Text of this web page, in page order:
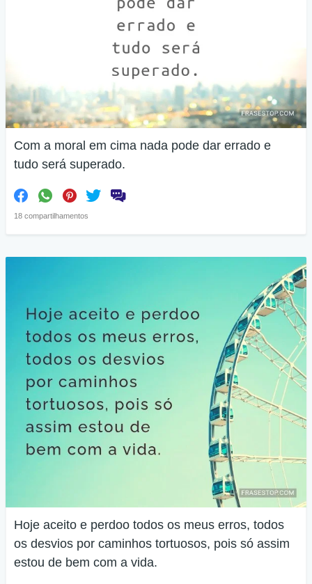
Com a moral em cima nada pode dar errado e
tudo será superado.
18 compartilhamentos
Hoje aceito e perdoo todos os meus erros, todos
os desvios por caminhos tortuosos, pois só assim
estou de bem com a vida.